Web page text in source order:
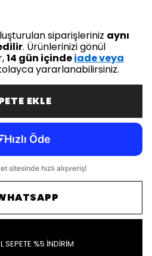
siparişleriniz aynı
. Ürünlerinizi gönül
14 gün içindeiade veya
yararlanabilirsiniz.
EKLE
SEPETE %5 İNDİRİM